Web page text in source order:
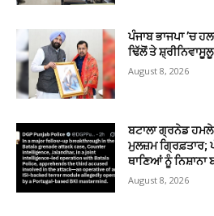
ਪੰਜਾਬ ਭਾਜਪਾ ’ਚ
ਢਿੱਲੋਂ ਤੇ
August 8, 2026
ਬਟਾਲਾ ਗ੍ਰਨੇਡ ਹਮਲੇ
ਮੁਲਜ਼ਮ ਗ੍ਰਿਫ਼ਤਾਰ;
ਥਾਣਿਆਂ ਨੂੰ ਨਿਸ਼ਾਨਾ
August 8, 2026